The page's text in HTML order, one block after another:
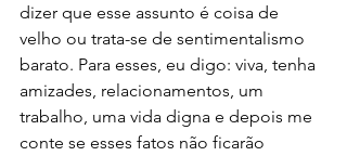
dizer que esse assunto é coisa de
velho ou trata-se de sentimentalismo
barato. Para esses, eu digo: viva, tenha
amizades, relacionamentos, um
trabalho, uma vida digna e depois me
conte se esses fatos não ficarão